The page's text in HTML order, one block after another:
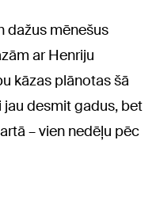
dažus mēnešus
ar Henriju
kāzas plānotas šā
jau desmit gadus, bet
– vien nedēļu pēc